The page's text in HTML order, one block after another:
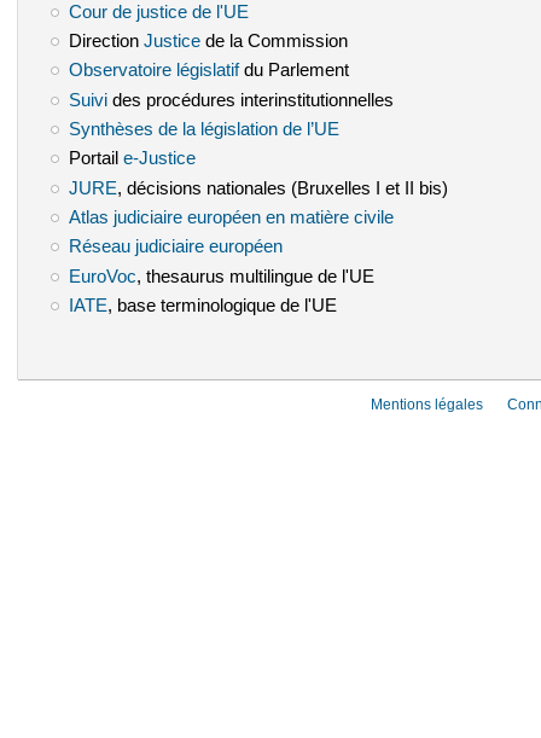
Cour de justice de l'UE
Direction Justice(le lien est externe)
de la Commission
Observatoire législatif(le lien est externe)
du Parlement
Suivi(le lien est externe)
des procédures interinstitutionnelles
Synthèses de la législation de l’UE
Portail e-Justice(le lien est externe)
JURE (le lien est externe)
, décisions nationales (Bruxelles I et II bis)
Atlas judiciaire européen en matière civile(le lien est externe)
Réseau judiciaire européen(le lien est externe)
EuroVoc (le lien est externe)
, thesaurus multilingue de l'UE
IATE(le lien est externe)
, base terminologique de l'UE
Mentions légales